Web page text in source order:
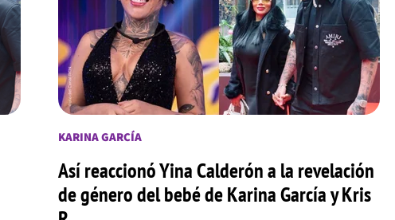
KARINA GARCÍA
Así reaccionó Yina Calderón a la revelación
de género del bebé de Karina García y Kris